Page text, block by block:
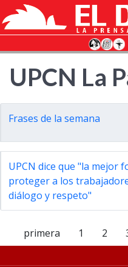
UPCN La
Frases de la semana
UPCN dice que "la mejor
proteger a los
diálogo y respeto"
primera 1 2